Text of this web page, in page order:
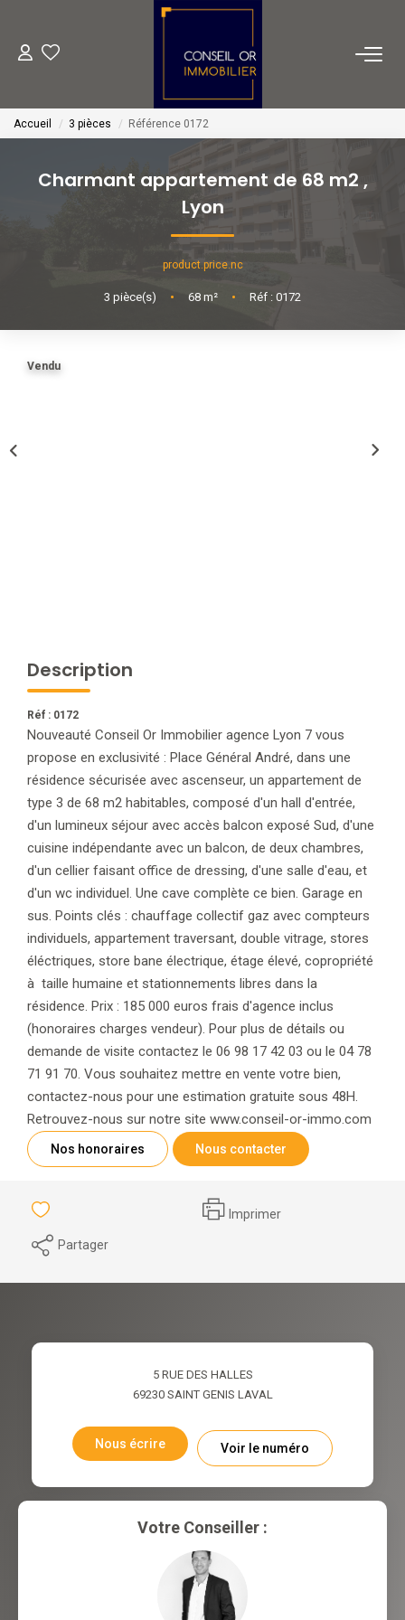
Transaction
Financement
CONTACT
Accueil 3 pièces Référence 0172
Charmant appartement de 68 m2 ,
Lyon
product.price.nc
3 pièce(s) • 68 m² • Réf : 0172
Vendu
Description
Réf : 0172
Nouveauté Conseil Or Immobilier agence Lyon 7 vous
propose en exclusivité : Place Général André, dans une
résidence sécurisée avec ascenseur, un appartement de
type 3 de 68 m2 habitables, composé d'un hall d'entrée,
d'un lumineux séjour avec accès balcon exposé Sud, d'une
cuisine indépendante avec un balcon, de deux chambres,
d'un cellier faisant office de dressing, d'une salle d'eau, et
d'un wc individuel. Une cave complète ce bien. Garage en
sus. Points clés : chauffage collectif gaz avec compteurs
individuels, appartement traversant, double vitrage, stores
éléctriques, store bane électrique, étage élevé, copropriété
à taille humaine et stationnements libres dans la
résidence. Prix : 185 000 euros frais d'agence inclus
(honoraires charges vendeur). Pour plus de détails ou
demande de visite contactez le 06 98 17 42 03 ou le 04 78
71 91 70. Vous souhaitez mettre en vente votre bien,
contactez-nous pour une estimation gratuite sous 48H.
Retrouvez-nous sur notre site www.conseil-or-immo.com
Nos honoraires Nous contacter
Imprimer
Partager
5 RUE DES HALLES
69230 SAINT GENIS LAVAL
Nous écrire Voir le numéro
Votre Conseiller :